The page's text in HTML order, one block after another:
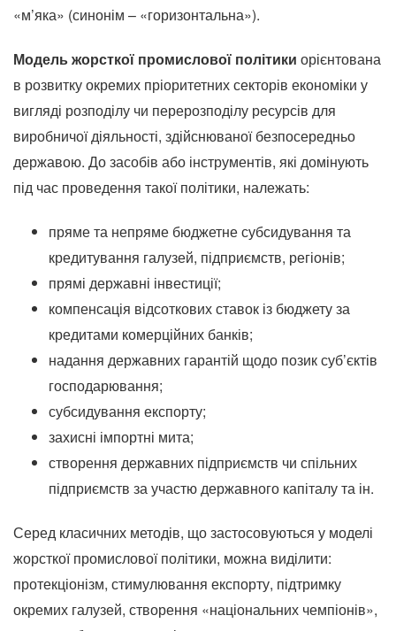
«м’яка» (синонім – «горизонтальна»).
Модель жорсткої промислової політики орієнтована
в розвитку окремих пріоритетних секторів економіки у
вигляді розподілу чи перерозподілу ресурсів для
виробничої діяльності, здійснюваної безпосередньо
державою. До засобів або інструментів, які домінують
під час проведення такої політики, належать:
пряме та непряме бюджетне субсидування та
кредитування галузей, підприємств, регіонів;
прямі державні інвестиції;
компенсація відсоткових ставок із бюджету за
кредитами комерційних банків;
надання державних гарантій щодо позик суб’єктів
господарювання;
субсидування експорту;
захисні імпортні мита;
створення державних підприємств чи спільних
підприємств за участю державного капіталу та ін.
Серед класичних методів, що застосовуються у моделі
жорсткої промислової політики, можна виділити:
протекціонізм, стимулювання експорту, підтримку
окремих галузей, створення «національних чемпіонів»,